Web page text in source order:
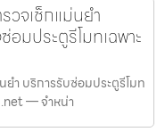
วจเช็กแม่นยำ
มประตูรีโมทเฉพาะ
ำ บริการรับซ่อมประตูรีโมท
.net — จำหน่า